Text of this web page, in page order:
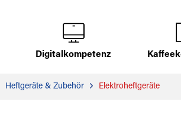
Digitalkompetenz
Heftgeräte & Zubehör Elektroheftgeräte